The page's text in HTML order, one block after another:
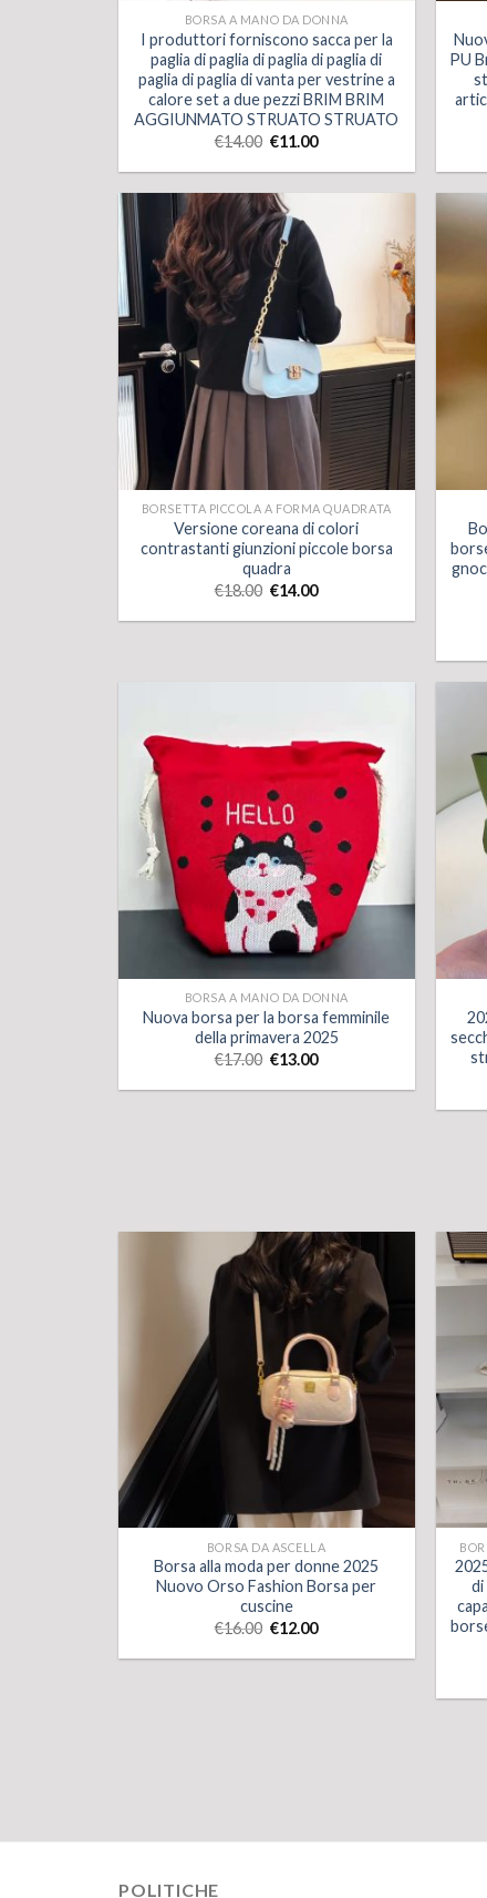
BORSA A MANO DA DONNA
I produttori forniscono sacca per la
paglia di paglia di paglia di paglia di
paglia di paglia di vanta per vestrine a
calore set a due pezzi BRIM BRIM
AGGIUNMATO STRUATO STRUATO
€14.00 €11.00
PU
BORSETTA PICCOLA A FORMA QUADRATA
Versione coreana di colori
contrastanti giunzioni piccole borsa
quadra
€18.00 €14.00
BORSA A MANO DA DONNA
Nuova borsa per la borsa femminile
della primavera 2025
€17.00 €13.00
BORSA DA ASCELLA
Borsa alla moda per donne 2025
Nuovo Orso Fashion Borsa per
cuscine
€16.00 €12.00
di
POLITICHE